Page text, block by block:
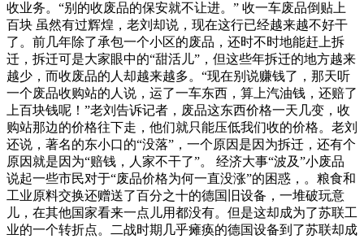
收业务。“别的收废品的保安就不让进。” 收一车废品倒贴上
百块 虽然有过辉煌，老刘却说，现在这行已经越来越不好干
了。前几年除了承包一个小区的废品，还时不时地能赶上拆
迁，拆迁可是大家眼中的“甜活儿”，但这些年拆迁的地方越来
越少，而收废品的人却越来越多。“现在别说赚钱了，那天听
一个废品收购站的人说，运了一车东西，算上汽油钱，还赔了
上百块钱呢！”老刘告诉记者，废品这东西价格一天几变，收
购站那边的价格往下走，他们就只能压低我们收的价格。老刘
还说，著名的东小口的“没落”，一个原因是因为拆迁，还有个
原因就是因为“赔钱，人家不干了”。 经济大事“波及”小废品
说起一些市民对于“废品价格为何一直没涨”的困惑，。粮食和
工业原料交换还赠送了百分之十的德国旧设备，一堆破玩意
儿，在其他国家看来一点儿用都没有。但是这却成为了苏联工
业的一个转折点。二战时期几乎瘫痪的德国设备到了苏联却成